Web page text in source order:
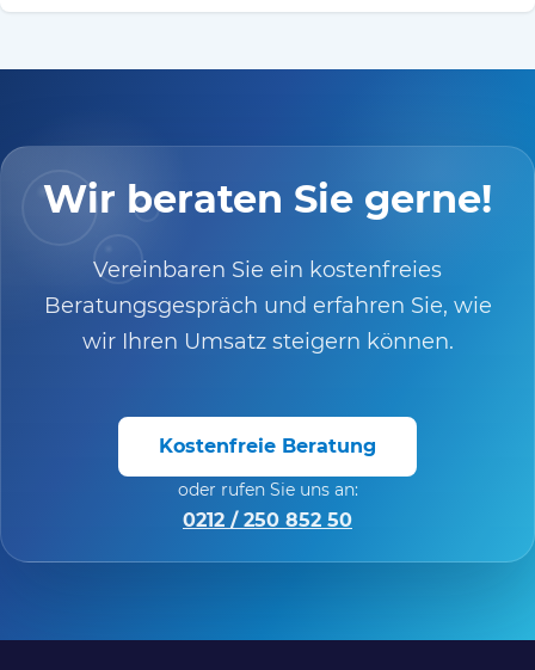
Wir beraten Sie gerne!
Vereinbaren Sie ein kostenfreies
Beratungsgespräch und erfahren Sie, wie
wir Ihren Umsatz steigern können.
Kostenfreie Beratung
oder rufen Sie uns an:
0212 / 250 852 50